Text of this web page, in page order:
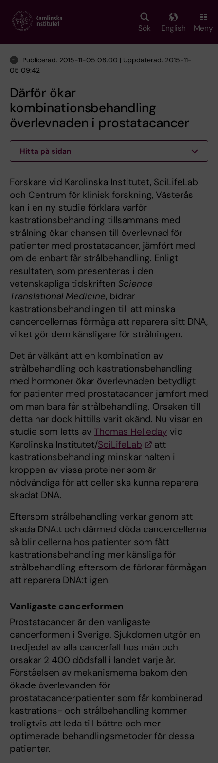
main
Sök English Meny
Publicerad: 2015-11-05 08:00 | Uppdaterad: 2015-11-
05 09:42
Därför ökar
kombinationsbehandling
överlevnaden i prostatacancer
Hitta på sidan
Forskare vid Karolinska Institutet, SciLifeLab
och Centrum för klinisk forskning, Västerås
kan i en ny studie förklara varför
kastrationsbehandling tillsammans med
strålning ökar chansen till överlevnad för
patienter med prostatacancer, jämfört med
om de enbart får strålbehandling. Enligt
resultaten, som presenteras i den
vetenskapliga tidskriften Science
Translational Medicine, bidrar
kastrationsbehandlingen till att minska
cancercellernas förmåga att reparera sitt DNA,
vilket gör dem känsligare för strålningen.
Det är välkänt att en kombination av
strålbehandling och kastrationsbehandling
med hormoner ökar överlevnaden betydligt
för patienter med prostatacancer jämfört med
om man bara får strålbehandling. Orsaken till
detta har dock hittills varit okänd. Nu visar en
studie som letts av Thomas Helleday vid
Karolinska Institutet/SciLifeLab
att
kastrationsbehandling minskar halten i
kroppen av vissa proteiner som är
nödvändiga för att celler ska kunna reparera
skadat DNA.
Eftersom strålbehandling verkar genom att
skada DNA:t och därmed döda cancercellerna
så blir cellerna hos patienter som fått
kastrationsbehandling mer känsliga för
strålbehandling eftersom de förlorar förmågan
att reparera DNA:t igen.
Vanligaste cancerformen
Prostatacancer är den vanligaste
cancerformen i Sverige. Sjukdomen utgör en
tredjedel av alla cancerfall hos män och
orsakar 2 400 dödsfall i landet varje år.
Förståelsen av mekanismerna bakom den
ökade överlevanden för
prostatacancerpatienter som får kombinerad
kastrations- och strålbehandling kommer
troligtvis att leda till bättre och mer
optimerade behandlingsmetoder för dessa
patienter.